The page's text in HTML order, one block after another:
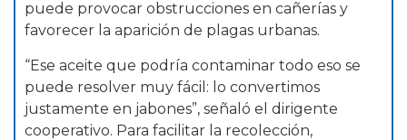
puede provocar obstrucciones en cañerías y
favorecer la aparición de plagas urbanas.
“Ese aceite que podría contaminar todo eso se
puede resolver muy fácil: lo convertimos
justamente en jabones”, señaló el dirigente
cooperativo. Para facilitar la recolección,